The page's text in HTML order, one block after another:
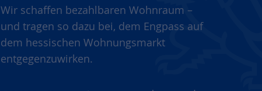
Wir schaffen bezahlbaren Wohnraum –
und tragen so dazu bei, dem Engpass auf
dem hessischen Wohnungsmarkt
entgegenzuwirken.